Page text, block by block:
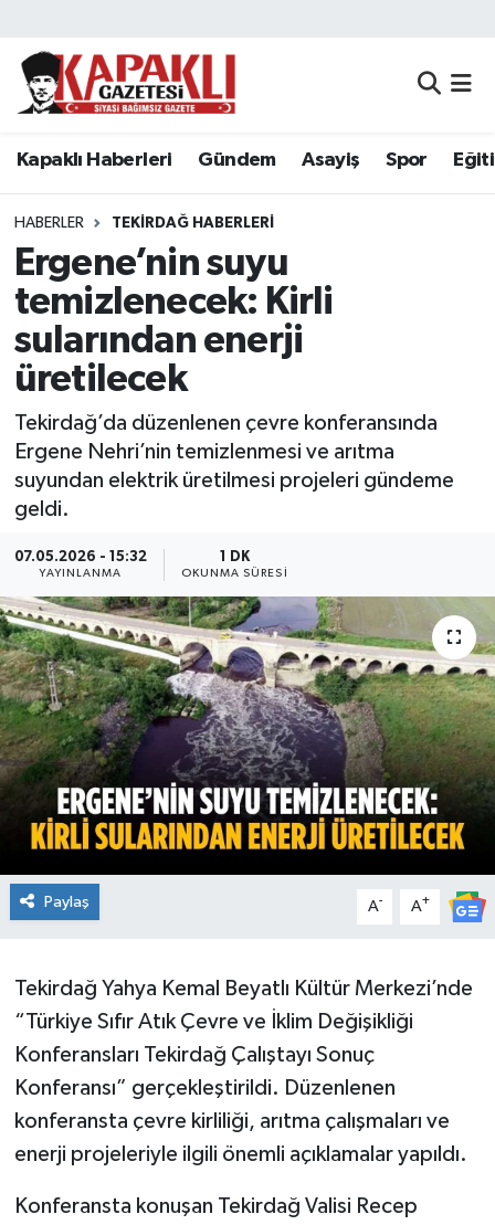
Kapaklı Haberleri Gündem Asayiş Spor
HABERLER TEKIRDAĞ HABERLERI
Ergene’nin suyu
temizlenecek: Kirli
sularından enerji
üretilecek
Tekirdağ’da düzenlenen çevre konferansında
Ergene Nehri’nin temizlenmesi ve arıtma
suyundan elektrik üretilmesi projeleri gündeme
geldi.
07.05.2026 - 15:32
YAYINLANMA
1 DK
OKUNMA SÜRESI
Paylaş A- A+
Tekirdağ Yahya Kemal Beyatlı Kültür Merkezi’nde
“Türkiye Sıfır Atık Çevre ve İklim Değişikliği
Konferansları Tekirdağ Çalıştayı Sonuç
Konferansı” gerçekleştirildi. Düzenlenen
konferansta çevre kirliliği, arıtma çalışmaları ve
enerji projeleriyle ilgili önemli açıklamalar yapıldı.
Konferansta konuşan Tekirdağ Valisi Recep
Kapaklı Haberleri
Asayiş
Spor
Eğitim
Siyaset
Resmi Reklamlar
Tekirdağ
Teknoloji
Yaşam
Tekirdağ Nöbetçi Eczaneler
Tekirdağ Namaz Vakitleri
Tekirdağ Trafik Yoğunluk Haritası
Süper Lig Puan Durumu ve Fikstür
Tüm Manşetler
Son Dakika Haberleri
Haber Arşivi